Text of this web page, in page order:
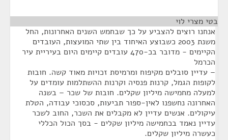
בטי מצרי לוי
אנחנו רוצים להצביע על כך שבחמש השנים האחרונות, החל
משנת 2003 כשבוצע האיחוד בין שתי המועצות, העובדים
הקיימים - מדובר בכ-470 עובדים קיימים היום בעיריית עיר
הכרמל
– עדיין סובלים מקיפוח ומרמיסת זכויות מאוד קשה. חובות
לקופות הגמל, קרנות פנסיה וקרנות ההשתלמות עומדים על
למעלה מחמישה מיליון שקלים. חובות של שכר – בשנה
האחרונה נחשפנו לאין-ספור תביעות, סכסוכי עבודה, הטלת
עיקולים. אנשים עדיין לא מקבלים את השכר, החוב לשכר
עדיין נאמד בכחמישה מיליון שקלים - בסך הכול הכללי
כעשרה מיליון שקלים.